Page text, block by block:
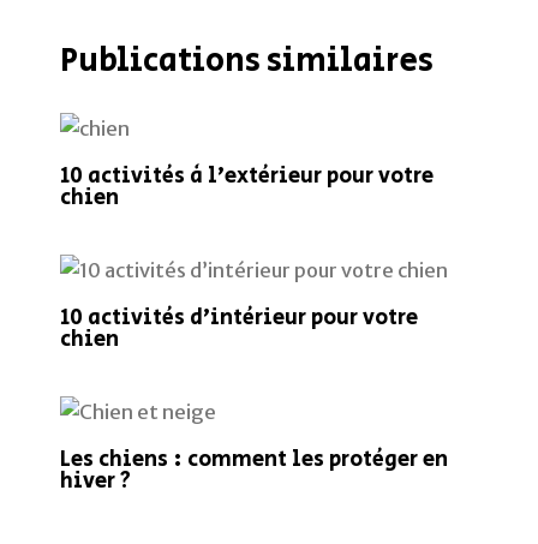
Publications similaires
10 activités à l’extérieur pour votre
chien
10 activités d’intérieur pour votre
chien
Les chiens : comment les protéger en
hiver ?